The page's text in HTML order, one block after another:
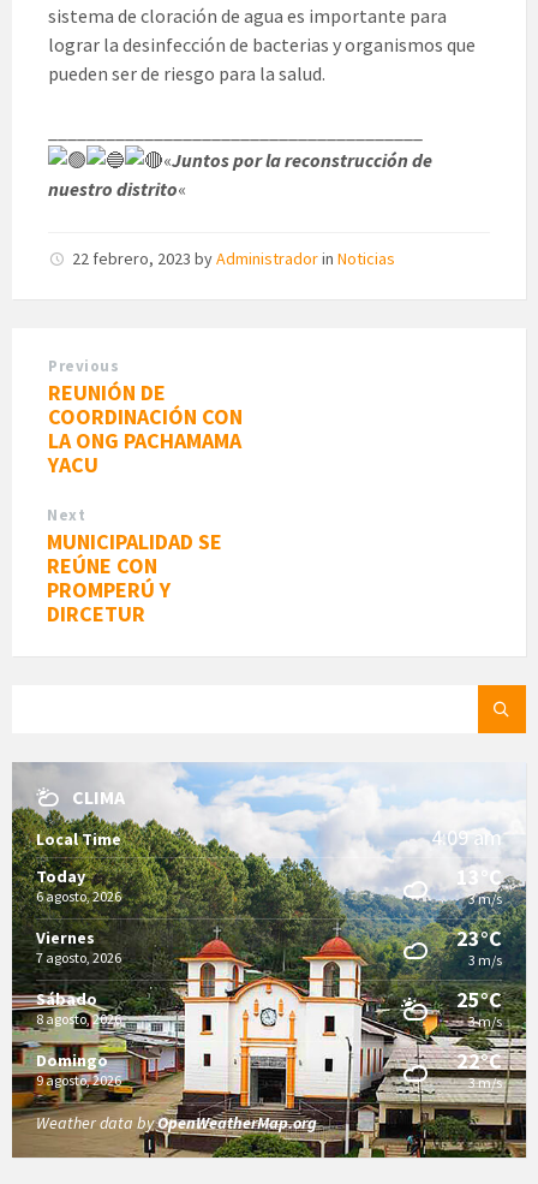
sistema de cloración de agua es importante para
lograr la desinfección de bacterias y organismos que
pueden ser de riesgo para la salud.
«Juntos por la reconstrucción de
nuestro distrito«
22 febrero, 2023 byAdministradorin Noticias
Previous
REUNIÓN DE
COORDINACIÓN CON
LA ONG PACHAMAMA
YACU
Next
MUNICIPALIDAD SE
REÚNE CON
PROMPERÚ Y
DIRCETUR
CLIMA
Local Time 4:09 am
Today
6 agosto, 2026
13°C
3 m/s
Viernes
7 agosto, 2026
23°C
3 m/s
Sábado
8 agosto, 2026
25°C
3 m/s
Domingo
9 agosto, 2026
22°C
3 m/s
Weather data byOpenWeatherMap.org